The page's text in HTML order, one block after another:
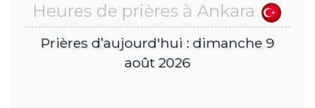
Heures de prières à Ankara
Prières d’aujourd'hui : dimanche 9
août 2026